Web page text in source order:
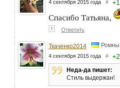
4 сентября 2015 года # +1
Спасибо Татьяна,
↑ Ответить
Ткаченко2014 Ромны
4 сентября 2015 года # +2
Неда-да пишет:
Стиль выдержан!